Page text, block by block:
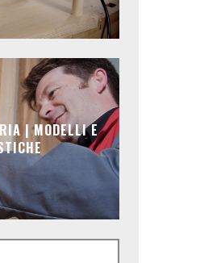
| MODELLI E